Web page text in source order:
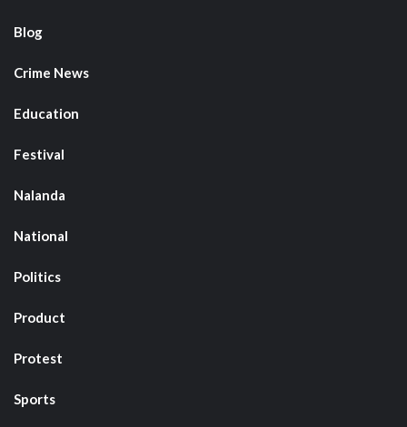
Blog
Crime News
Education
Festival
Nalanda
National
Politics
Product
Protest
Sports